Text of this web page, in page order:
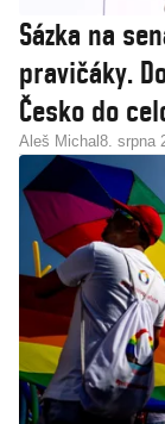
Sázka na
pravičáky.
Česko do
Aleš Michal 8. srpna